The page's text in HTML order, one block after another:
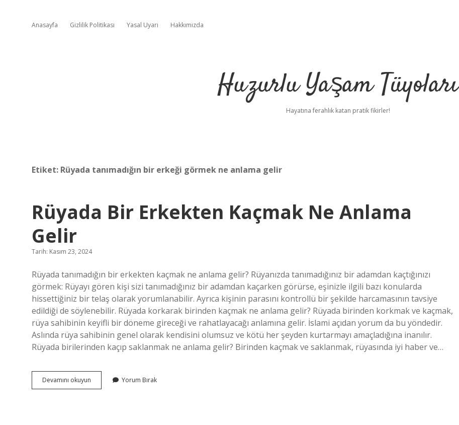
Anasayfa Gizlilik Politikası Yasal Uyarı Hakkımızda
Huzurlu Yaşam Tüyoları
Hayatına ferahlık katan pratik fikirler!
Etiket: Rüyada tanımadığın bir erkeği görmek ne anlama gelir
Rüyada Bir Erkekten Kaçmak Ne Anlama
Gelir
Tarih: Kasım 23, 2024
Rüyada tanımadığın bir erkekten kaçmak ne anlama gelir? Rüyanızda tanımadığınız bir adamdan kaçtığınızı
görmek: Rüyayı gören kişi sizi tanımadığınız bir adamdan kaçarken görürse, eşinizle ilgili bazı konularda
hissettiğiniz bir telaş olarak yorumlanabilir. Ayrıca kişinin parasını kontrollü bir şekilde harcamasının tavsiye
edildiği de söylenebilir. Rüyada korkarak birinden kaçmak ne anlama gelir? Rüyada birinden korkmak ve kaçmak,
rüya sahibinin keyifli bir döneme gireceği ve rahatlayacağı anlamına gelir. İslami açıdan yorum da bu yöndedir.
Aslında rüya sahibinin genel olarak kendisini olumsuz ve kötü her şeyden kurtarmayı amaçladığına inanılır.
Rüyada birilerinden kaçıp saklanmak ne anlama gelir? Birinden kaçmak ve saklanmak, rüyasında iyi haber ve…
Devamını okuyun
Bir
Yorum Bırak